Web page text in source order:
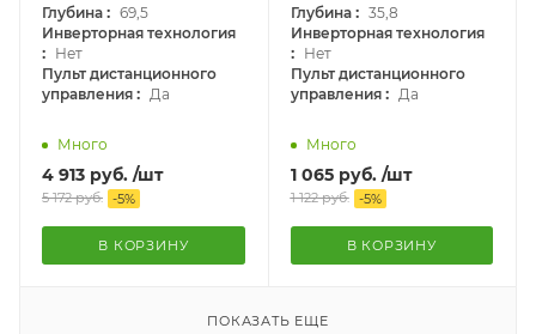
Глубина : 69,5
Инверторная технология
: Нет
Пульт дистанционного
управления : Да
Много
4 913 руб. /шт
5 172руб. -5%
В КОРЗИНУ
Глубина : 35,8
Инверторная технология
:
Нет
Пульт дистанционного
управления : Да
Много
1 065руб. /шт
1 122руб. -5%
В КОРЗИНУ
ПОКАЗАТЬ ЕЩЕ